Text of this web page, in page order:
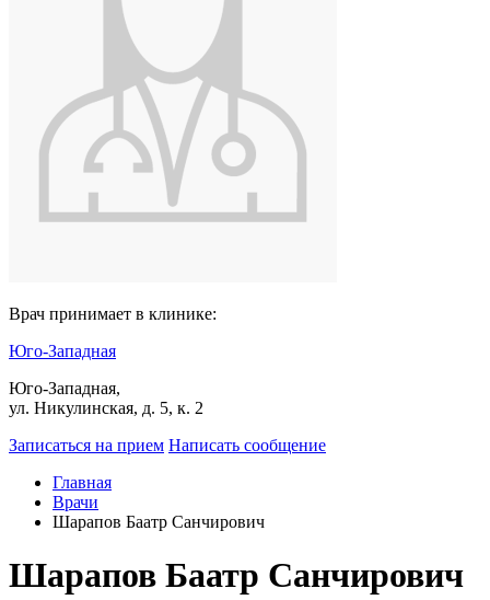
Врач принимает в клинике:
Юго-Западная
Юго-Западная,
ул. Никулинская, д. 5, к. 2
Записаться на прием Написать сообщение
Главная
Врачи
Шарапов Баатр Санчирович
Шарапов Баатр Санчирович